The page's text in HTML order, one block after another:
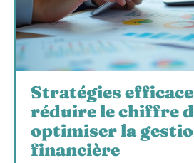
Stratégies
réduire le chiffre
optimiser la
financière